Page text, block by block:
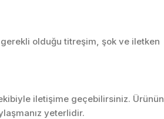
olduğu titreşim, şok ve iletken
iletişime geçebilirsiniz. Ürünün
yeterlidir.